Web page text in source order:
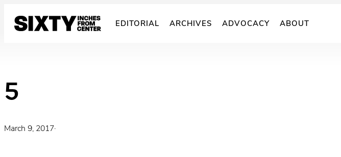
EDITORIAL ARCHIVES ADVOCACY ABOUT
5
March 9, 2017·